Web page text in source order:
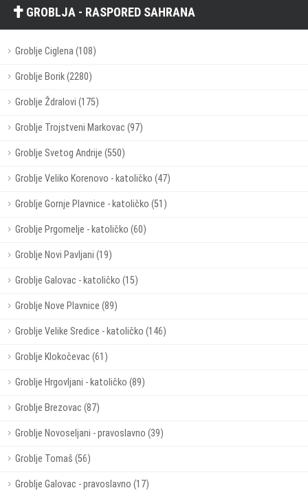
GROBLJA - RASPORED SAHRANA
Groblje Ciglena (108)
Groblje Borik (2280)
Groblje Ždralovi (175)
Groblje Trojstveni Markovac (97)
Groblje Svetog Andrije (550)
Groblje Veliko Korenovo - katoličko (47)
Groblje Gornje Plavnice - katoličko (51)
Groblje Prgomelje - katoličko (60)
Groblje Novi Pavljani (19)
Groblje Galovac - katoličko (15)
Groblje Nove Plavnice (89)
Groblje Velike Sredice - katoličko (146)
Groblje Klokočevac (61)
Groblje Hrgovljani - katoličko (89)
Groblje Brezovac (87)
Groblje Novoseljani - pravoslavno (39)
Groblje Tomaš (56)
Groblje Galovac - pravoslavno (17)